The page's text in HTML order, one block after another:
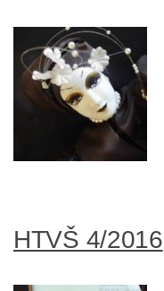
HTVŠ 4/2016